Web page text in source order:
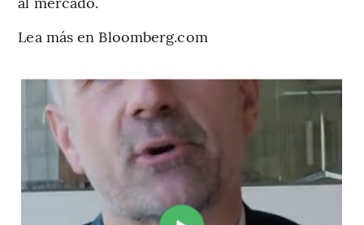
Lea más en Bloomberg.com